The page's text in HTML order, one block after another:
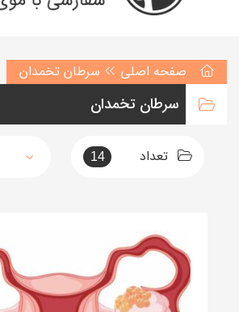
صفحه اصلی سرطان تخمدان
سرطان تخمدان
تعداد 14